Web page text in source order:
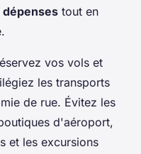
tout en
vos vols et
les transports
de rue. Évitez les
d'aéroport,
et les excursions